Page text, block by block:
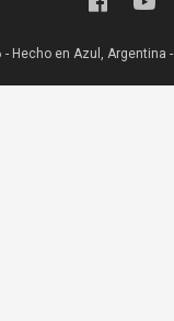
Hecho en Azul, Argentina -